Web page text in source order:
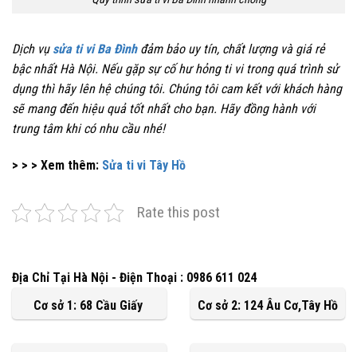
Dịch vụ sửa ti vi Ba Đìnhđảm bảo uy tín, chất lượng và giá rẻ
bậc nhất Hà Nội. Nếu gặp sự cố hư hỏng ti vi trong quá trình sử
dụng thì hãy lên hệ chúng tôi. Chúng tôi cam kết với khách hàng
sẽ mang đến hiệu quả tốt nhất cho bạn. Hãy đồng hành với
trung tâm khi có nhu cầu nhé!
> > > Xem thêm: Sửa ti vi Tây Hồ
Rate this post
Địa Chỉ Tại Hà Nội - Điện Thoại : 0986 611 024
Cơ sở 1: 68 Cầu Giấy
Cơ sở 2: 124 Âu Cơ,Tây Hồ